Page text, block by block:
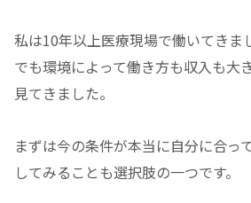
私は10年以上医療現場で働いてきま
でも環境によって働き方も収入も大
見てきました。
まずは今の条件が本当に自分に合っ
してみることも選択肢の一つです。